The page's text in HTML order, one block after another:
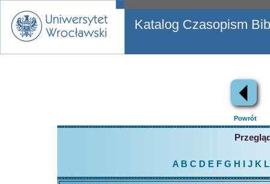
Katalog Czasopism
Powrót
A B C D EFG H J K L